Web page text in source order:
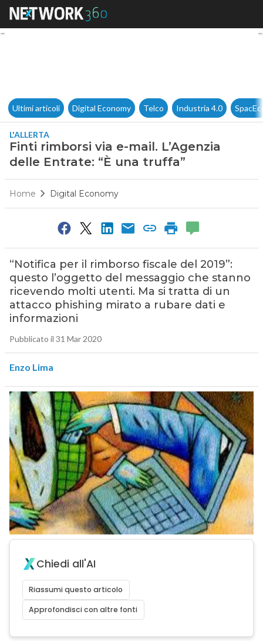
Finti rimborsi via e-mail.
Ultimi articoli Digital Economy Telco Industria 4.0
L'ALLERTA
Finti rimborsi via e-mail. L’Agenzia
delle Entrate: “È una truffa”
Home Digital Economy
“Notifica per il rimborso fiscale del 2019”:
questo l’oggetto del messaggio che stanno
ricevendo molti utenti. Ma si tratta di un
attacco phishing mirato a rubare dati e
informazioni
Pubblicato il 31 Mar 2020
Enzo Lima
Chiedi all'AI
Riassumi questo articolo
Approfondisci con altre fonti